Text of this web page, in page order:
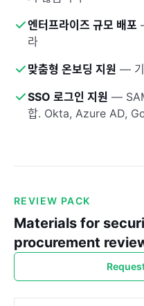
엔터프라이즈 규모 배포
라
맞춤형 온보딩 지원 —
SSO 로그인 지원 —
합. Okta, Azure AD,
REVIEW PACK
Materials for
procurement